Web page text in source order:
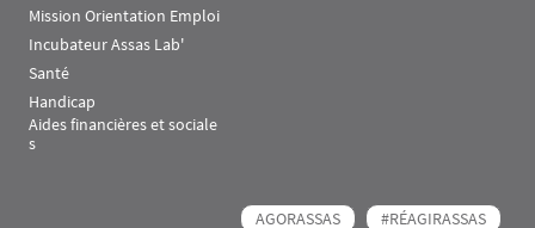
Mission Orientation Emploi
Incubateur Assas Lab'
Santé
Handicap
Aides financières et sociale
s
AGORASSAS
#RÉAGIRASSAS